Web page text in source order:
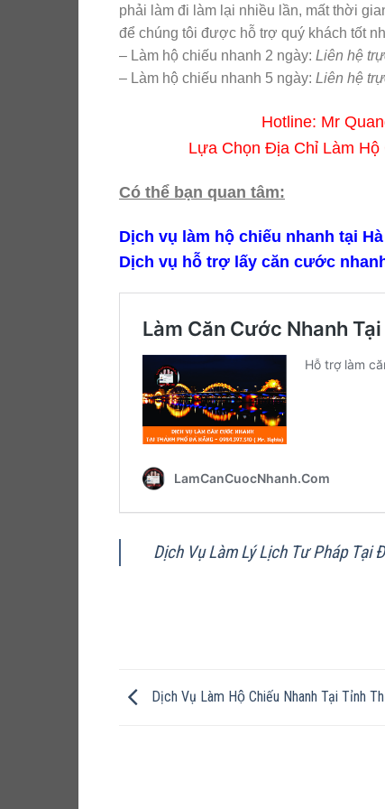
phải làm đi làm lại nhiều lần, mất thời
để chúng tôi được hỗ trợ quý khách tốt
– Làm hộ chiếu nhanh 2 ngày: Liên hệ
– Làm hộ chiếu nhanh 5 ngày: Liên hệ
Hotline: Mr
Lựa Chọn Địa Chỉ Làm Hộ
Có thể bạn quan tâm:
Dịch vụ làm hộ chiếu nhanh tại
Dịch vụ hỗ trợ lấy căn cước
Dịch Vụ Làm Lý Lịch Tư Pháp Tại
Dịch Vụ Làm Hộ Chiếu Nhanh Tại Tỉnh